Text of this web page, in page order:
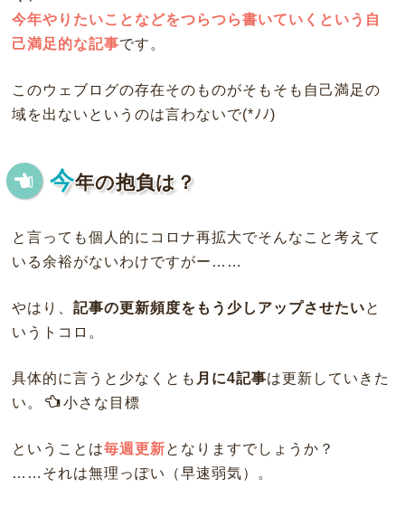
今年やりたいことなどをつらつら書いていくという自
己満足的な記事です。
このウェブログの存在そのものがそもそも自己満足の
域を出ないというのは言わないで(*ﾉﾉ)
今年の抱負は？
と言っても個人的にコロナ再拡大でそんなこと考えて
いる余裕がないわけですがー……
やはり、 記事の更新頻度をもう少しアップさせたいと
いうトコロ。
具体的に言うと少なくとも 月に4記事は更新していきた
い。
小さな目標
ということは毎週更新となりますでしょうか？
……それは無理っぽい（早速弱気）。